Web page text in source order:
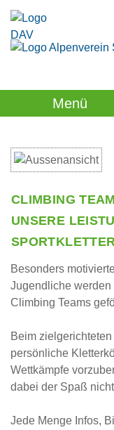
Menü
CLIMBING
UNSERE
Besonders
Jugendliche
Climbing Teams
Beim
persönliche
Wettkämpfe
dabei der Spaß
Jede Menge Infos,